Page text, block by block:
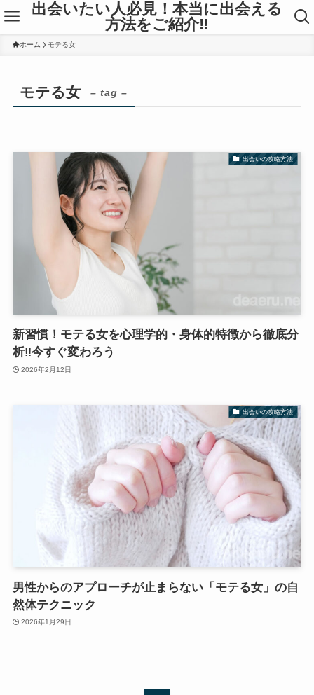
出会いたい人必見！本当に出会える
方法をご紹介‼
ホーム モテる女
モテる女 – tag –
出会いの攻略方法
新習慣！モテる女を心理学的・身体的特徴から徹底分
析‼今すぐ変わろう
2026年2月12日
出会いの攻略方法
男性からのアプローチが止まらない「モテる女」の自
然体テクニック
2026年1月29日